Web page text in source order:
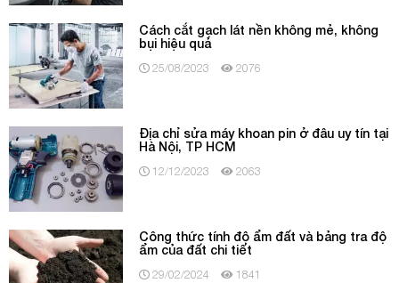
Cách cắt gạch lát nền không mẻ, không
bụi hiệu quả
25/08/2023 2076
Địa chỉ sửa máy khoan pin ở đâu uy tín tại
Hà Nội, TP HCM
12/12/2023 2063
Công thức tính độ ẩm đất và bảng tra độ
ẩm của đất chi tiết
29/02/2024 1841